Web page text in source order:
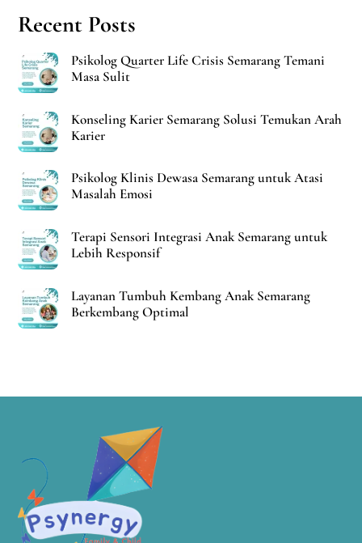
Recent Posts
Psikolog Quarter Life Crisis Semarang Temani
Masa Sulit
Konseling Karier Semarang Solusi Temukan Arah
Karier
Psikolog Klinis Dewasa Semarang untuk Atasi
Masalah Emosi
Terapi Sensori Integrasi Anak Semarang untuk
Lebih Responsif
Layanan Tumbuh Kembang Anak Semarang
Berkembang Optimal